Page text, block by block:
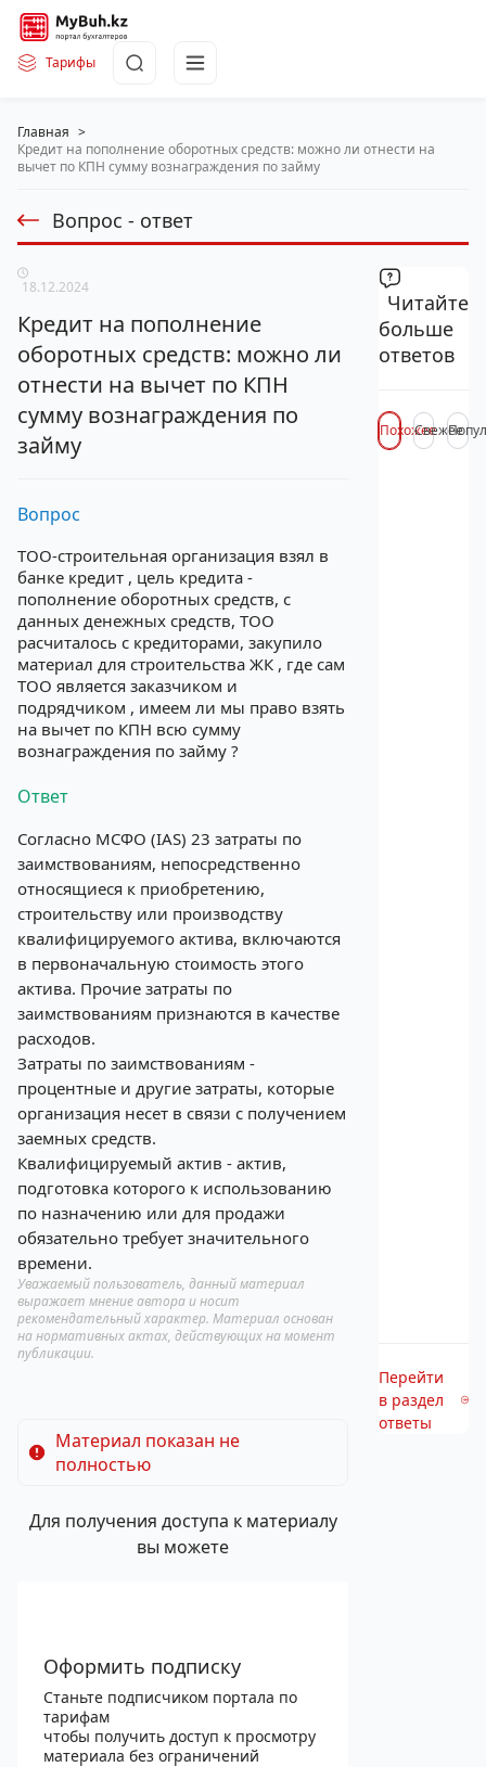
Тарифы
Главная >
Кредит на пополнение оборотных средств: можно ли отнести на
вычет по КПН сумму вознаграждения по займу
Вопрос - ответ
18.12.2024
Кредит на пополнение
оборотных средств: можно ли
отнести на вычет по КПН
сумму вознаграждения по
займу
Вопрос
ТОО-строительная организация взял в
банке кредит , цель кредита -
пополнение оборотных средств, с
данных денежных средств, ТОО
расчиталось с кредиторами, закупило
материал для строительства ЖК , где сам
ТОО является заказчиком и
подрядчиком , имеем ли мы право взять
на вычет по КПН всю сумму
вознаграждения по займу ?
Ответ
Согласно МСФО (IAS) 23 затраты по
заимствованиям, непосредственно
относящиеся к приобретению,
строительству или производству
квалифицируемого актива, включаются
в первоначальную стоимость этого
актива. Прочие затраты по
заимствованиям признаются в качестве
расходов.
Затраты по заимствованиям -
процентные и другие затраты, которые
организация несет в связи с получением
заемных средств.
Квалифицируемый актив - актив,
подготовка которого к использованию
по назначению или для продажи
обязательно требует значительного
времени.
Уважаемый пользователь, данный материал
выражает мнение автора и носит
рекомендательный характер. Материал основан
на нормативных актах, действующих на момент
публикации.
Материал показан не
полностью
Для получения доступа к материалу
вы можете
Оформить подписку
Станьте подписчиком портала по
тарифам
чтобы получить доступ к просмотру
материала без ограничений
Читайте
больше
ответов
ПохожееСвежее
Перейти
в раздел
ответы